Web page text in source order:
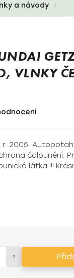
a návody
VLNKY
r. 2005.
čalounění.
látka !!!